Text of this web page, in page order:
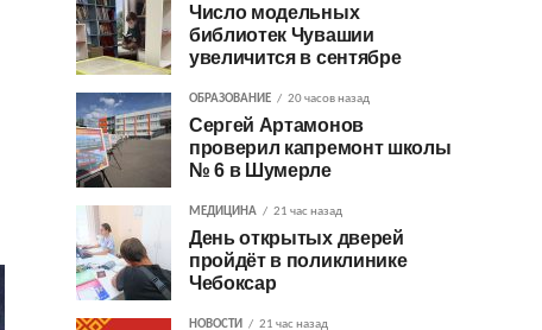
Число модельных
библиотек Чувашии
увеличится в сентябре
ОБРАЗОВАНИЕ 20 часов назад
Сергей Артамонов
проверил капремонт школы
№ 6 в Шумерле
МЕДИЦИНА 21 час назад
День открытых дверей
пройдёт в поликлинике
Чебоксар
НОВОСТИ 21 час назад